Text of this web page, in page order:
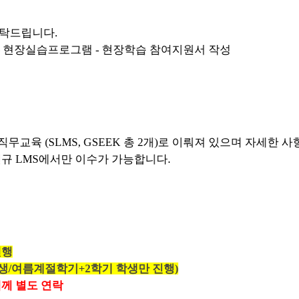
드립니다.
현장실습프로그램 - 현장학습 참여지원서 작성
교육 (SLMS, GSEEK 총 2개)로 이뤄져 있으며 자세한 사
LMS에서만 이수가 가능합니다.
/여름계절학기+2학기 학생만 진행)
별도 연락